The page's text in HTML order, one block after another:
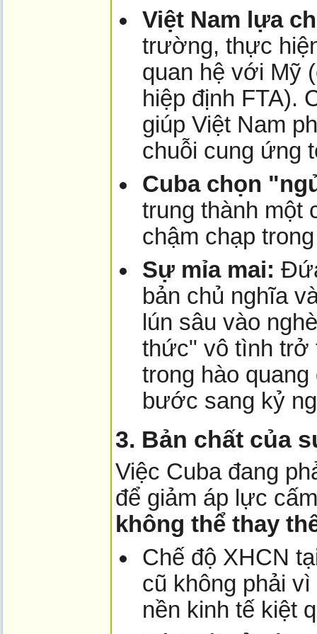
Việt Nam lựa
trường, thực
quan hệ với Mỹ
hiệp định FTA).
giúp Việt Nam
chuỗi cung ứng
Cuba chọn
trung thành một
chậm chạp
Sự mỉa mai:
bản chủ nghĩa
lún sâu vào
thức" vô tình trở
trong hào
bước sang kỷ
3. Bản chất của
Việc Cuba đang
để giảm áp lực
không thể thay
Chế độ XHCN
cũ không phải
nền kinh tế kiệt